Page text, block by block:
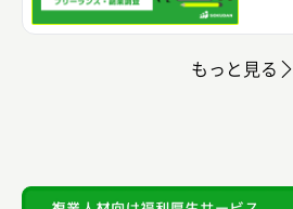
もっと見る